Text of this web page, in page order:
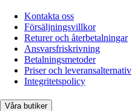
Kontakta oss
Försäljningsvillkor
Returer och återbetalningar
Ansvarsfriskrivning
Betalningsmetoder
Priser och leveransalternativ
Integritetspolicy
Våra butiker